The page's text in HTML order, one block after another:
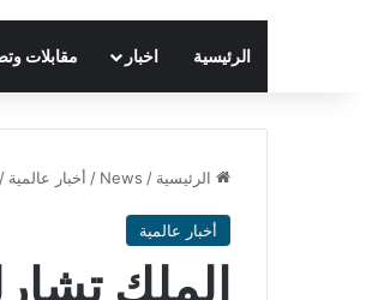
الرئيسية اخبار مقابلات
الرئيسية /
News
/ أخبار عالمية /
أخبار عالمية
الملك